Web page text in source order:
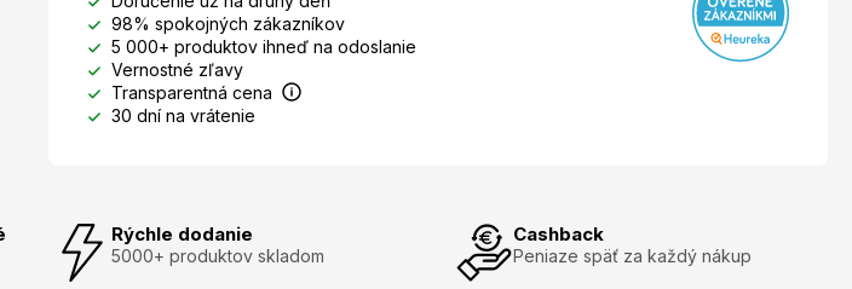
98% spokojných zákazníkov
5 000+ produktov ihneď na odoslanie
Vernostné zľavy
Transparentná cena
30 dní na vrátenie
Rýchle dodanie
5000+ produktov skladom
Cashback
Peniaze späť za každý nákup